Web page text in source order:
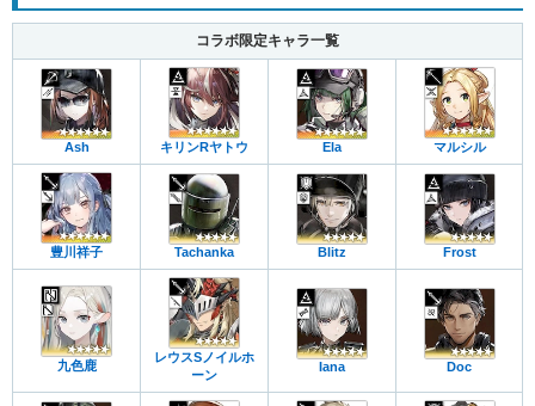
コラボ限定キャラ一覧
Ash キリンRヤトウ Ela マルシル
豊川祥子 Tachanka Blitz Frost
九色鹿
レウスSノイルホ
ーン
Iana Doc